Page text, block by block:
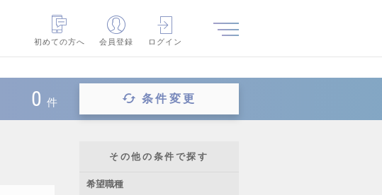
初めての方へ
会員登録 ログイン
0 件 条件変更
その他の条件で探す
希望職種